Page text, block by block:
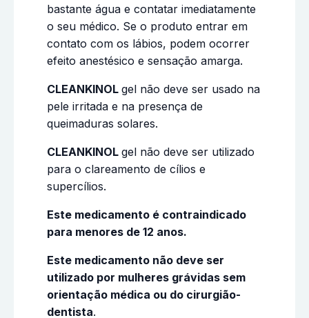
bastante água e contatar imediatamente
o seu médico. Se o produto entrar em
contato com os lábios, podem ocorrer
efeito anestésico e sensação amarga.
CLEANKINOL gel não deve ser usado na
pele irritada e na presença de
queimaduras solares.
CLEANKINOL gel não deve ser utilizado
para o clareamento de cílios e
supercílios.
Este medicamento é contraindicado
para menores de 12 anos.
Este medicamento não deve ser
utilizado por mulheres grávidas sem
orientação médica ou do cirurgião-
dentista.